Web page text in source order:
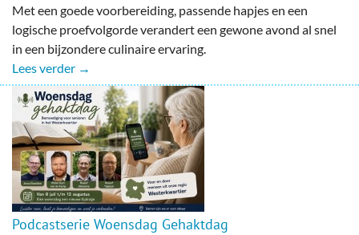
Met een goede voorbereiding, passende hapjes en een
logische proefvolgorde verandert een gewone avond al snel
in een bijzondere culinaire ervaring.
Lees verder →
Podcastserie Woensdag Gehaktdag